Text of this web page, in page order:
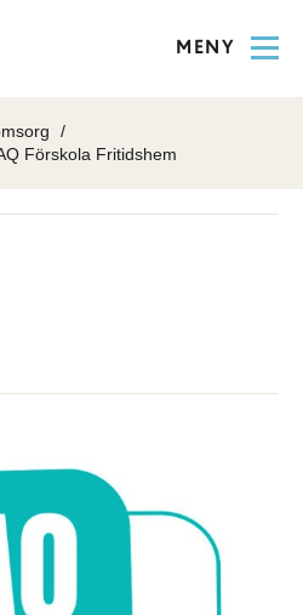
MENY
Förskola Fritidshem